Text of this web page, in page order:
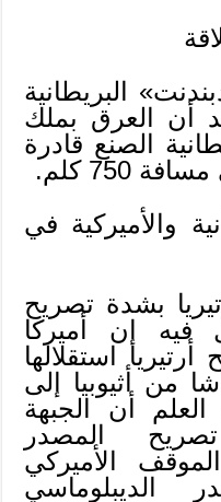
البريطانية
أنه بعتقد أن العرق بملك
الصنع قادرة
750 كلم.
والأميركية في
بشدة تصريح
فيه إن أميركا
استقلالها
من أثيوبيا إلى
أن الجبهة
المصدر
الأميركي
الديبلوماسي